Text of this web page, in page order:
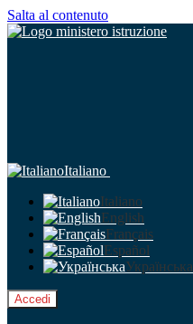
Salta al contenuto
Italiano
Italiano
English
Français
Español
Українська
Accedi